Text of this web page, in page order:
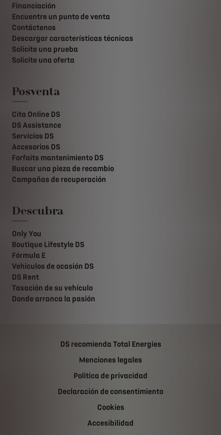
Financiación
Encuentre un punto de venta
Contáctenos
Descargar características técnicas
Solicite una prueba
Solicite una oferta
Posventa
Cita Online DS
DS Assistance
Servicios DS
Accesorios DS
Forfaits mantenimiento DS
Buscar una pieza de recambio
Campañas de recuperación
Descubra
Only You
Boutique Lifestyle DS
Fórmula E
Vehiculos de ocasión DS
DS Rent
Tasación de su vehículo
Donde arranca la pasión
DS recomienda Total Energies
Menciones legales
Politica de privacidad
Declaración de consentimiento
Cookies
Accesibilidad